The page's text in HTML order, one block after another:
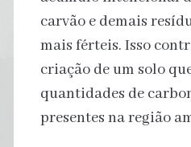
carvão e demais
mais férteis. Isso
criação de um solo
quantidades de
presentes na região